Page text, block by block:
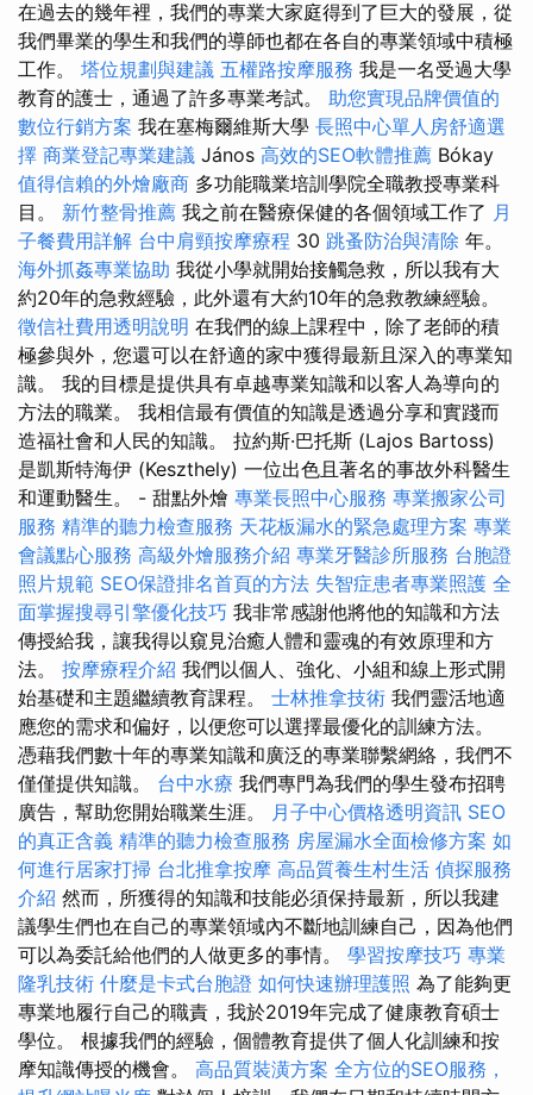
在過去的幾年裡，我們的專業大家庭得到了巨大的發展，從
我們畢業的學生和我們的導師也都在各自的專業領域中積極
工作。 塔位規劃與建議 五權路按摩服務 我是一名受過大學
教育的護士，通過了許多專業考試。 助您實現品牌價值的
數位行銷方案 我在塞梅爾維斯大學 長照中心單人房舒適選
擇 商業登記專業建議 János 高效的SEO軟體推薦 Bókay
值得信賴的外燴廠商 多功能職業培訓學院全職教授專業科
目。 新竹整骨推薦 我之前在醫療保健的各個領域工作了 月
子餐費用詳解 台中肩頸按摩療程 30 跳蚤防治與清除 年。
海外抓姦專業協助 我從小學就開始接觸急救，所以我有大
約20年的急救經驗，此外還有大約10年的急救教練經驗。
徵信社費用透明說明 在我們的線上課程中，除了老師的積
極參與外，您還可以在舒適的家中獲得最新且深入的專業知
識。 我的目標是提供具有卓越專業知識和以客人為導向的
方法的職業。 我相信最有價值的知識是透過分享和實踐而
造福社會和人民的知識。 拉約斯·巴托斯 (Lajos Bartoss)
是凱斯特海伊 (Keszthely) 一位出色且著名的事故外科醫生
和運動醫生。 - 甜點外燴 專業長照中心服務 專業搬家公司
服務 精準的聽力檢查服務 天花板漏水的緊急處理方案 專業
會議點心服務 高級外燴服務介紹 專業牙醫診所服務 台胞證
照片規範 SEO保證排名首頁的方法 失智症患者專業照護 全
面掌握搜尋引擎優化技巧 我非常感謝他將他的知識和方法
傳授給我，讓我得以窺見治癒人體和靈魂的有效原理和方
法。 按摩療程介紹 我們以個人、強化、小組和線上形式開
始基礎和主題繼續教育課程。 士林推拿技術 我們靈活地適
應您的需求和偏好，以便您可以選擇最優化的訓練方法。
憑藉我們數十年的專業知識和廣泛的專業聯繫網絡，我們不
僅僅提供知識。 台中水療 我們專門為我們的學生發布招聘
廣告，幫助您開始職業生涯。 月子中心價格透明資訊 SEO
的真正含義 精準的聽力檢查服務 房屋漏水全面檢修方案 如
何進行居家打掃 台北推拿按摩 高品質養生村生活 偵探服務
介紹 然而，所獲得的知識和技能必須保持最新，所以我建
議學生們也在自己的專業領域內不斷地訓練自己，因為他們
可以為委託給他們的人做更多的事情。 學習按摩技巧 專業
隆乳技術 什麼是卡式台胞證 如何快速辦理護照 為了能夠更
專業地履行自己的職責，我於2019年完成了健康教育碩士
學位。 根據我們的經驗，個體教育提供了個人化訓練和按
摩知識傳授的機會。 高品質裝潢方案 全方位的SEO服務，